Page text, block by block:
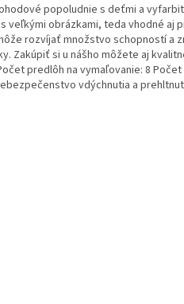
popoludnie s deťmi a
veľkými obrázkami, teda vhodné aj
rozvíjať množstvo schopností a
Zakúpiť si u nášho môžete aj
predlôh na vymaľovanie: 8 Počet
vdýchnutia a